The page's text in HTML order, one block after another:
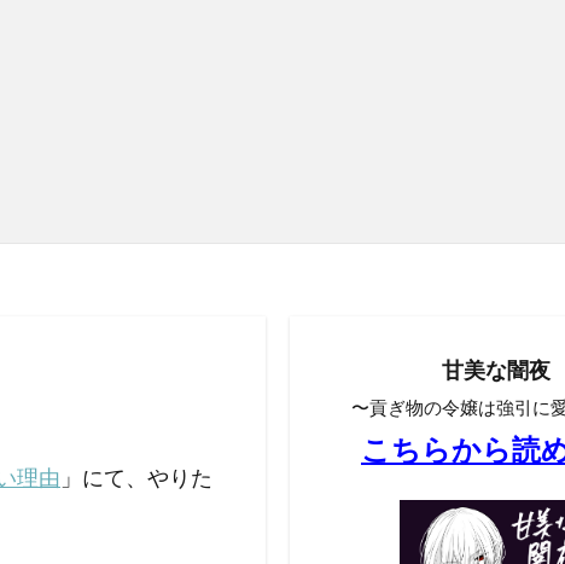
理由 」にて、やりた
甘美な闇夜
〜貢ぎ物の令嬢は強引に
こちらから読